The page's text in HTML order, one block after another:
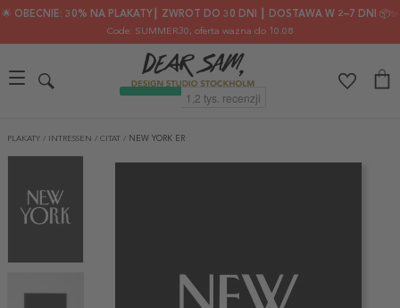
🌟 OBECNIE: 30% NA PLAKATY┃ ZWROT DO 30 DNI ┃ DOSTAWA W 2–7 DNI 📦✨
Code: SUMMER30, oferta ważna do 10.08
PLAKATY / INTRESSEN / CITAT / NEW YORK ER